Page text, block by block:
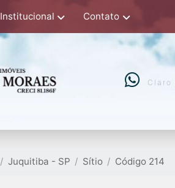
Institucional Contato
Claro
Juquitiba - SP Sítio Código 214